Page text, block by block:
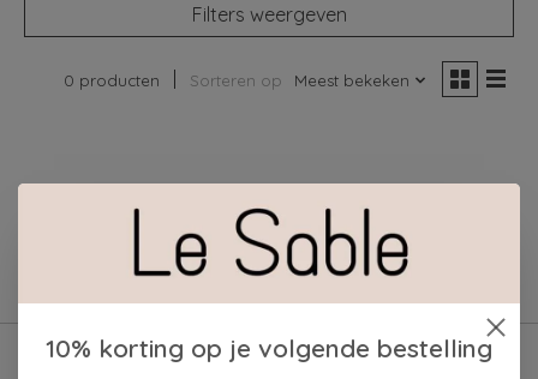
Filters weergeven
0 producten Sorteren op Meest bekeken
Geen producten gevonden!
10% korting op je volgende bestelling